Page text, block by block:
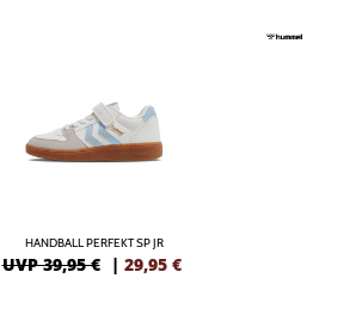
HANDBALL PERFEKT SP JR
UVP 39,95 € | 29,95 €